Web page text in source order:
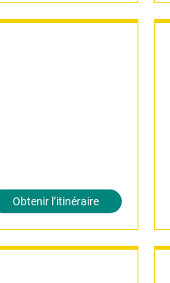
Obtenir l’itinéraire